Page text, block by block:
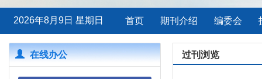
2026年8月9日 星期日 首页 期刊介绍 编委会
在线办公 过刊浏览